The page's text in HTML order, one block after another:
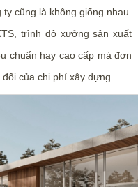
cũng là không giống nhau.
trình độ xưởng sản xuất
chuẩn hay cao cấp mà đơn
của chi phí xây dựng.